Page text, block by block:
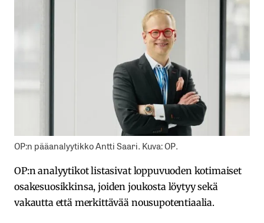
OP:n pääanalyytikko Antti Saari. Kuva: OP.
OP:n analyytikot listasivat loppuvuoden kotimaiset
osakesuosikkinsa, joiden joukosta löytyy sekä
vakautta että merkittävää nousupotentiaalia.